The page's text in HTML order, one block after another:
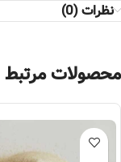
نظرات (0)
محصولات مرتبط